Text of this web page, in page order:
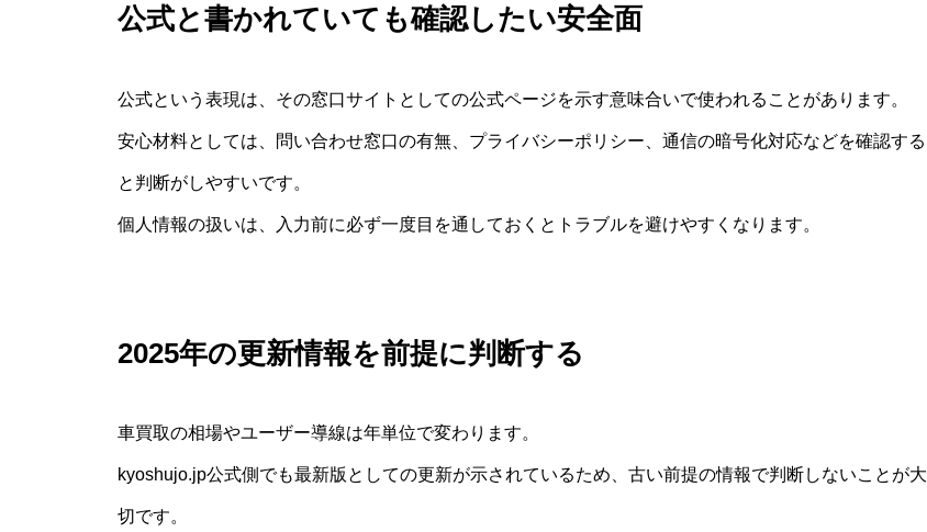
公式と書かれていても確認したい安全面
公式という表現は、その窓口サイトとしての公式ページを示す意味合いで使われることがあります。
安心材料としては、問い合わせ窓口の有無、プライバシーポリシー、通信の暗号化対応などを確認する
と判断がしやすいです。
個人情報の扱いは、入力前に必ず一度目を通しておくとトラブルを避けやすくなります。
2025年の更新情報を前提に判断する
車買取の相場やユーザー導線は年単位で変わります。
kyoshujo.jp公式側でも最新版としての更新が示されているため、古い前提の情報で判断しないことが大
切です。